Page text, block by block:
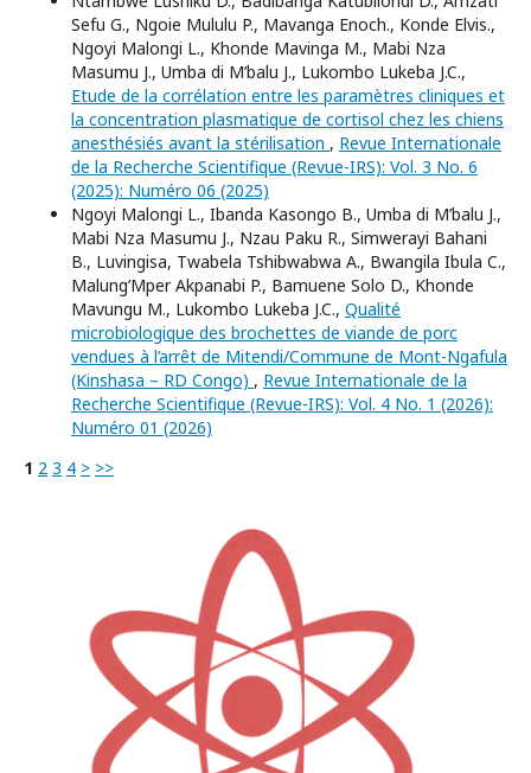
Sefu G., Ngoie Mululu P., Mavanga Enoch., Konde Elvis.,
Ngoyi Malongi L., Khonde Mavinga M., Mabi Nza
Masumu J., Umba di M’balu J., Lukombo Lukeba J.C.,
Etude de la corrélation entre les paramètres cliniques et
la concentration plasmatique de cortisol chez les chiens
anesthésiés avant la stérilisation , Revue Internationale
de la Recherche Scientifique (Revue-IRS): Vol. 3 No. 6
(2025): Numéro 06 (2025)
Ngoyi Malongi L., Ibanda Kasongo B., Umba di M’balu J.,
Mabi Nza Masumu J., Nzau Paku R., Simwerayi Bahani
B., Luvingisa, Twabela Tshibwabwa A., Bwangila Ibula C.,
Malung’Mper Akpanabi P., Bamuene Solo D., Khonde
Mavungu M., Lukombo Lukeba J.C., Qualité
microbiologique des brochettes de viande de porc
vendues à l’arrêt de Mitendi/Commune de Mont-Ngafula
(Kinshasa – RD Congo) , Revue Internationale de la
Recherche Scientifique (Revue-IRS): Vol. 4 No. 1 (2026):
Numéro 01 (2026)
1 2 3 4 > >>